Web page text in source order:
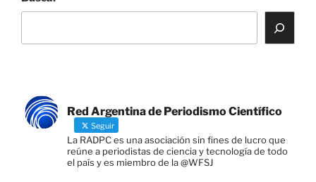
b
o
dI
n
A
p
Li
n
ar
tir
Red Argentina de Periodismo Científico
Seguir
La RADPC es una asociación sin fines de lucro que
reúne a periodistas de ciencia y tecnología de todo
el país y es miembro de la @WFSJ